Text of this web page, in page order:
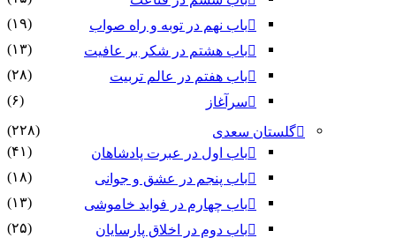
باب نهم در توبه و راه صواب
(۱۹)
باب هشتم در شکر بر عافیت
(۱۳)
باب هفتم در عالم تربیت
(۲۸)
سرآغاز
(۶)
گلستان سعدی
(۲۲۸)
باب اول در عبرت پادشاهان
(۴۱)
باب پنجم در عشق و جوانى
(۱۸)
باب چهارم در فواید خاموشى
(۱۳)
باب دوم در اخلاق پارسایان
(۲۵)